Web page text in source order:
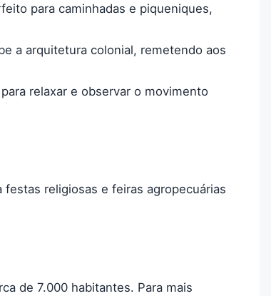
para caminhadas e piqueniques,
a arquitetura colonial, remetendo aos
relaxar e observar o movimento
religiosas e feiras agropecuárias
de 7.000 habitantes. Para mais